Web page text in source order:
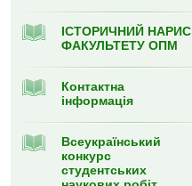
ІСТОРИЧНИЙ НАРИС
ФАКУЛЬТЕТУ ОПМ
Контактна
інформація
Всеукраїнський
конкурс
студентських